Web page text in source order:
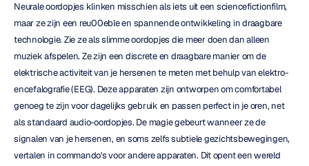
Neurale oordopjes klinken misschien als iets uit een sciencefictionfilm,
maar ze zijn een reu00eble en spannende ontwikkeling in draagbare
technologie. Zie ze als slimme oordopjes die meer doen dan alleen
muziek afspelen. Ze zijn een discrete en draagbare manier om de
elektrische activiteit van je hersenen te meten met behulp van elektro-
encefalografie (EEG). Deze apparaten zijn ontworpen om comfortabel
genoeg te zijn voor dagelijks gebruik en passen perfect in je oren, net
als standaard audio-oordopjes. De magie gebeurt wanneer ze de
signalen van je hersenen, en soms zelfs subtiele gezichtsbewegingen,
vertalen in commando's voor andere apparaten. Dit opent een wereld